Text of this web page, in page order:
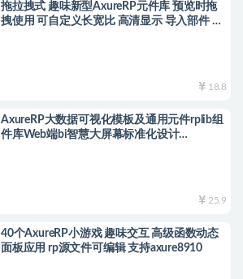
拖拉拽式 趣味新型AxureRP元件库 预览时拖
拽使用 可自定义长宽比 高清显示 导入部件 矢
18.8
AxureRP大数据可视化模板及通用元件rplib组
件库Web端bi智慧大屏幕标准化设计
25.9
40个AxureRP小游戏 趣味交互 高级函数动态
面板应用 rp源文件可编辑 支持axure8910